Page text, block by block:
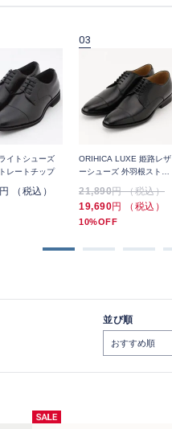
イトシューズ
レートチップ
円 （税込）
03
ORIHICA LUXE 姫路レザ
ーシューズ 外羽根ストレ
21,890円 （税込）
19,690円 （税込）
10%OFF
並び順